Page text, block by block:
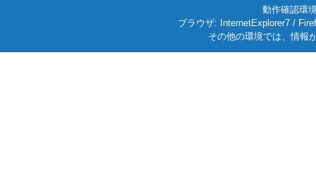
動作確認環
ブラウザ: InternetExplorer7 /
その他の環境では、情報